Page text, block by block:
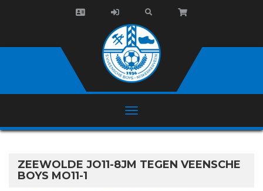
ZEEWOLDE JO11-8JM TEGEN VEENSCHE
BOYS MO11-1